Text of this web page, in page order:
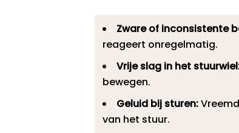
Zware of inconsistente
reageert onregelmatig.​
Vrije slag in het
bewegen.​
Geluid bij sturen:
van het stuur.​